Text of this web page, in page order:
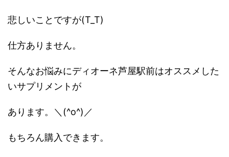
悲しいことですが(T_T)
仕方ありません。
そんなお悩みにディオーネ芦屋駅前はオススメした
いサプリメントが
あります。＼(^o^)／
もちろん購入できます。